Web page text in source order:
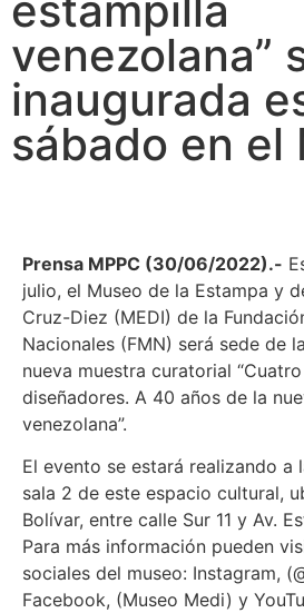
venezolana”
inaugurada
sábado en el
Prensa MPPC (30/06/2022).-
julio, el Museo de la Estampa y
Cruz-Diez (MEDI) de la
Nacionales (FMN) será sede de
nueva muestra curatorial
diseñadores. A 40 años de la
venezolana”.
El evento se estará realizando a
sala 2 de este espacio cultural,
Bolívar, entre calle Sur 11 y Av.
Para más información pueden
sociales del museo: Instagram,
Facebook, (Museo Medi) y